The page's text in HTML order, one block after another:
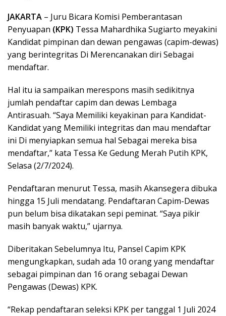
JAKARTA – Juru Bicara Komisi Pemberantasan
Penyuapan (KPK) Tessa Mahardhika Sugiarto meyakini
Kandidat pimpinan dan dewan pengawas (capim-dewas)
yang berintegritas Di Merencanakan diri Sebagai
mendaftar.
Hal itu ia sampaikan merespons masih sedikitnya
jumlah pendaftar capim dan dewas Lembaga
Antirasuah. “Saya Memiliki keyakinan para Kandidat-
Kandidat yang Memiliki integritas dan mau mendaftar
ini Di menyiapkan semua hal Sebagai mereka bisa
mendaftar,” kata Tessa Ke Gedung Merah Putih KPK,
Selasa (2/7/2024).
Pendaftaran menurut Tessa, masih Akansegera dibuka
hingga 15 Juli mendatang. Pendaftaran Capim-Dewas
pun belum bisa dikatakan sepi peminat. “Saya pikir
masih banyak waktu,” ujarnya.
Diberitakan Sebelumnya Itu, Pansel Capim KPK
mengungkapkan, sudah ada 10 orang yang mendaftar
sebagai pimpinan dan 16 orang sebagai Dewan
Pengawas (Dewas) KPK.
“Rekap pendaftaran seleksi KPK per tanggal 1 Juli 2024